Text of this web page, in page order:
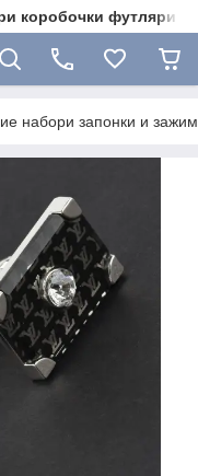
коробочки футляри
набори запонки и